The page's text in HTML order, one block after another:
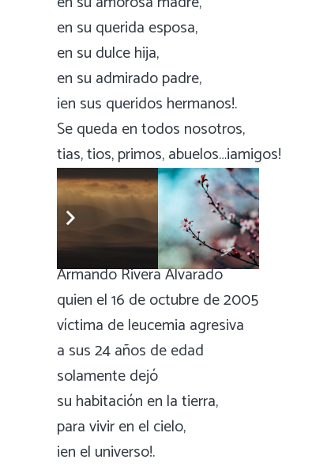
en su querida esposa,
en su dulce hija,
en su admirado padre,
¡en sus queridos hermanos!.
Se queda en todos nosotros,
tias, tios, primos, abuelos…¡amigos!
Porque Armando, Armandito…
Después de morir.. ¡no murió!
A la memoria de
Armando Rivera Alvarado
quien el 16 de octubre de 2005
víctima de leucemia agresiva
a sus 24 años de edad
solamente dejó
su habitación en la tierra,
para vivir en el cielo,
¡en el universo!.